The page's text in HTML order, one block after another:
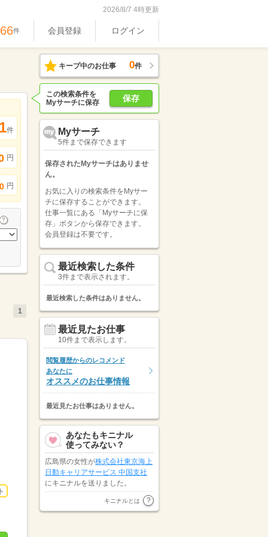
2026/8/7 4時更新
件 会員登録 ログイン
件
円
円
1
キープ中のお仕事 0件
保存
この検索条件を
Myサーチに保存
Myサーチ
5件まで保存できます
保存されたMyサーチはありませ
ん。
お気に入りの検索条件をMyサー
チに保存することができます。
仕事一覧にある「Myサーチに保
存」ボタンから保存できます。
会員登録は不要です。
最近検索した条件
3件まで表示されます。
最近検索した条件はありません。
最近見たお仕事
10件まで表示します。
閲覧履歴からのレコメンド
あなたに
オススメのお仕事情報
最近見たお仕事はありません。
あなたもキニナル
使ってみない？
広島県の女性が株式会社東京海上
日動キャリアサービス 中国支社
にキニナルを送りました。
マンパワーグルー
プ株式会社にキニナルを送りまし
キニナルとは